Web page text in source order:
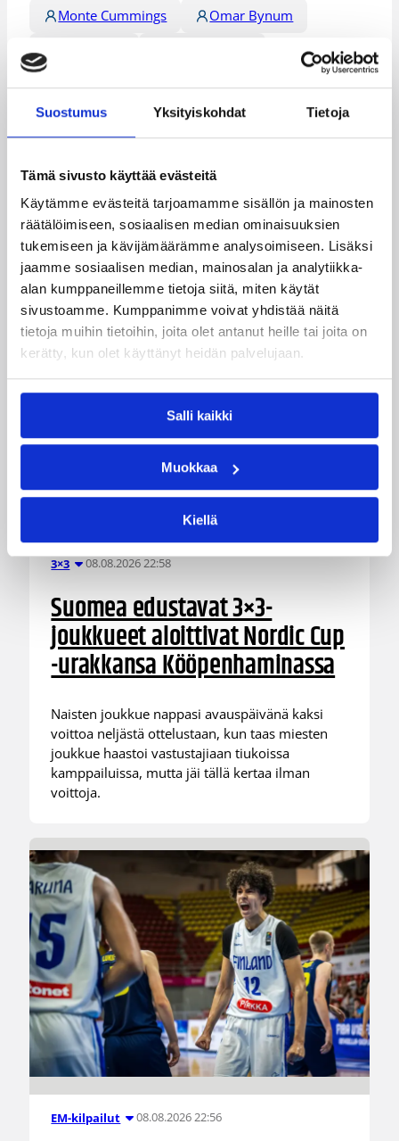
Suostumus Yksityiskohdat Tietoja
Tämä sivusto käyttää evästeitä
Käytämme evästeitä tarjoamamme sisällön ja mainosten
räätälöimiseen, sosiaalisen median ominaisuuksien
tukemiseen ja kävijämäärämme analysoimiseen. Lisäksi
jaamme sosiaalisen median, mainosalan ja analytiikka-
alan kumppaneillemme tietoja siitä, miten käytät
sivustoamme. Kumppanimme voivat yhdistää näitä
tietoja muihin tietoihin, joita olet antanut heille tai joita on
kerätty, kun olet käyttänyt heidän palvelujaan.
Salli kaikki
Muokkaa
Kiellä
Monte Cummings
Omar Bynum
Uka Agbai
Zakee Wadood
Kategoriat
Katso myös
3×3 08.08.2026 22:58
Suomea edustavat 3×3-
joukkueet aloittivat Nordic Cup
-urakkansa Kööpenhaminassa
Naisten joukkue nappasi avauspäivänä kaksi
voittoa neljästä ottelustaan, kun taas miesten
joukkue haastoi vastustajiaan tiukoissa
kamppailuissa, mutta jäi tällä kertaa ilman
voittoja.
EM-kilpailut 08.08.2026 22:56